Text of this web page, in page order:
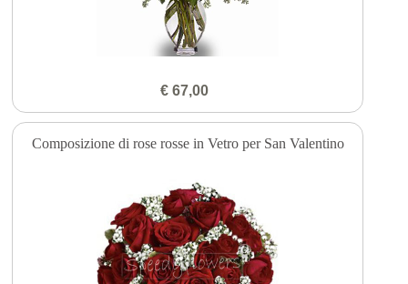
€ 67,00
Composizione di rose rosse in Vetro per San Valentino